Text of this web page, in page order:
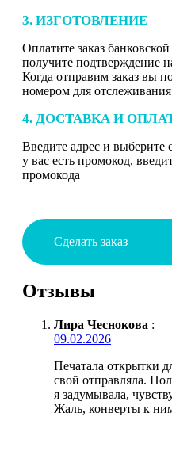
3. ИЗГОТОВЛЕНИЕ
Оплатите заказ
получите подтверждение
Когда отправим заказ вы
номером для
4. ДОСТАВКА И
Введите адрес и выберите
у вас есть промокод,
промокода
Сделать заказ
Отзывы
Лира Чеснокова :
09.02.2026
Печатала открытки
свой отправляла.
я задумывала,
Жаль, конверты к